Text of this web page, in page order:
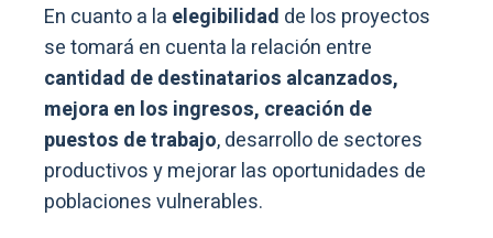
En cuanto a la elegibilidad de los proyectos
se tomará en cuenta la relación entre
cantidad de destinatarios alcanzados,
mejora en los ingresos, creación de
puestos de trabajo, desarrollo de sectores
productivos y mejorar las oportunidades de
poblaciones vulnerables.